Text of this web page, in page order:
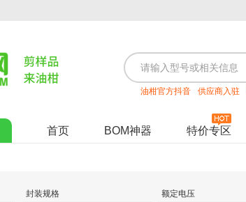
油柑官方抖音 供应商入驻
首页 BOM神器 特价专区
封装规格 额定电压